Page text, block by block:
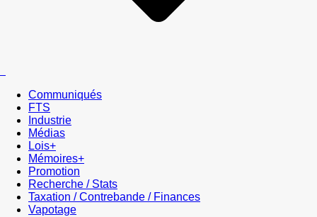
Communiqués
FTS
Industrie
Médias
Lois+
Mémoires+
Promotion
Recherche / Stats
Taxation / Contrebande / Finances
Vapotage